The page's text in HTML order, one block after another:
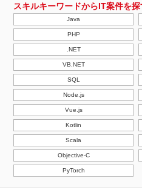
スキルキーワードからIT案件を探
Java
PHP
.NET
VB.NET
SQL
Node.js
Vue.js
Kotlin
Scala
Objective-C
PyTorch